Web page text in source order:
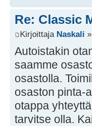
Re: Classic
Kirjoittaja Naskali
Autoistakin
saamme
osastolla.
osaston pinta-
otappa
tarvitse olla.